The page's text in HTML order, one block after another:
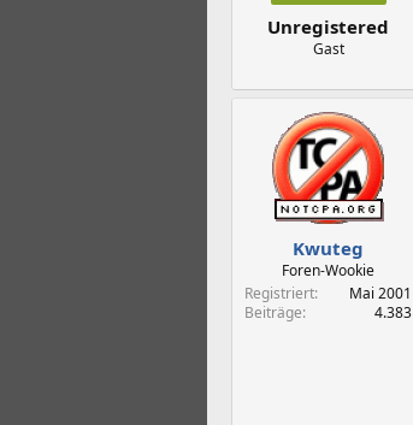
Unregistered
Gast
Kwuteg
Foren-Wookie
Registriert
Mai 2001
Beiträge
4.383